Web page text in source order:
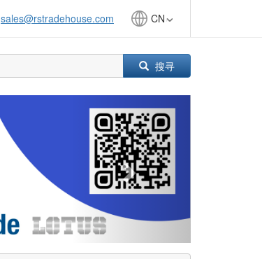
sales@rstradehouse.com CN
搜寻
Next